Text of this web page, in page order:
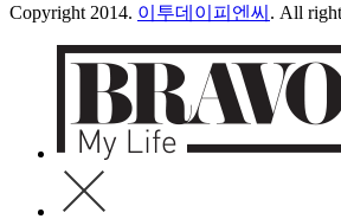
Copyright 2014. 이투데이피엔씨 . All